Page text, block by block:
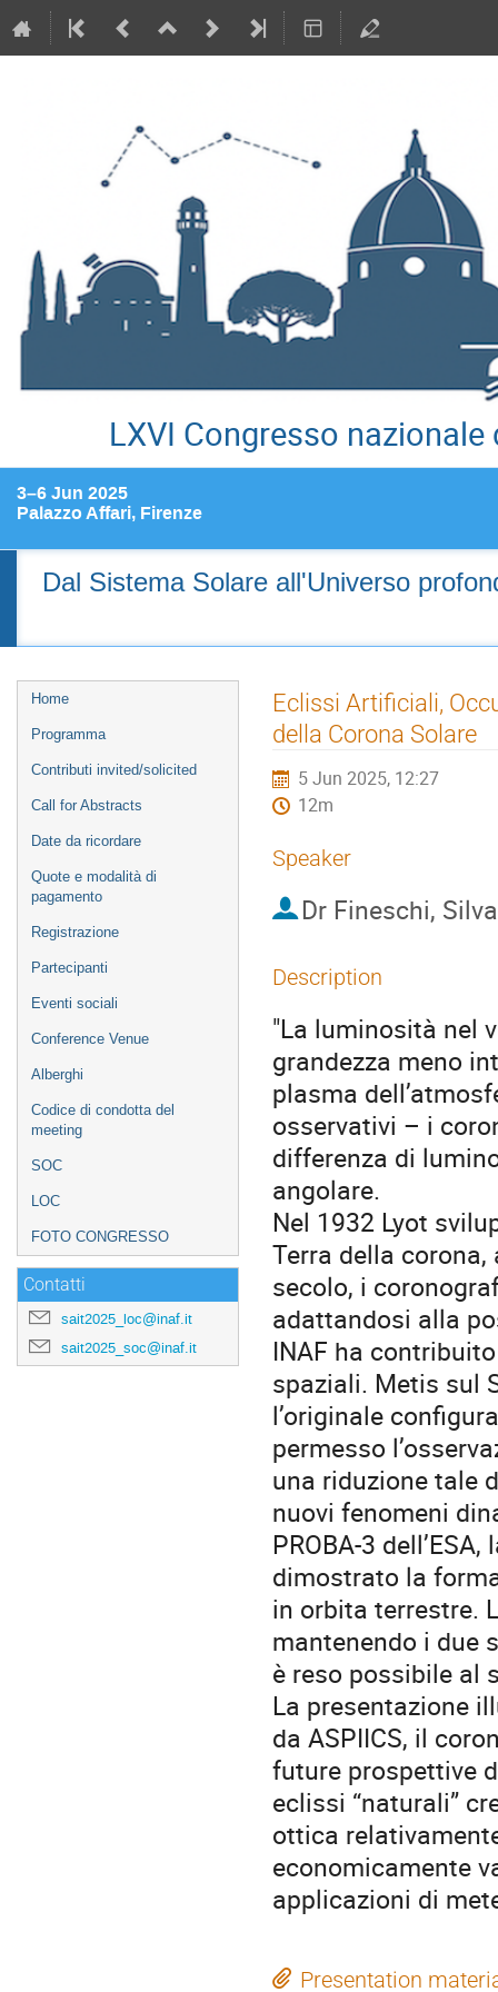
LXVI Congresso
3–6 Jun 2025
Palazzo Affari, Firenze
Dal Sistema Solare all'Universo
Event
menu
Home
Programma
Contributi invited/solicited
Call for Abstracts
Date da ricordare
Quote e modalità di
pagamento
Registrazione
Partecipanti
Eventi sociali
Conference Venue
Alberghi
Codice di condotta del
meeting
SOC
LOC
FOTO CONGRESSO
Contatti
sait2025_loc@inaf.it
sait2025_soc@inaf.it
Eclissi Artificiali,
della Corona Solare
5 Jun 2025, 12:27
12m
Speaker
Dr Fineschi,
Description
"La luminosità nel
grandezza meno
plasma
osservativi – i
differenza di
angolare.
Nel 1932 Lyot
Terra della
secolo, i
adattandosi alla
INAF ha
spaziali. Metis sul
l’originale
permesso
una riduzione tale
nuovi fenomeni
PROBA-3
dimostrato la
in orbita terrestre.
mantenendo i due
è reso possibile al
La presentazione
da ASPIICS, il
future prospettive
eclissi “naturali”
ottica
economicamente
applicazioni di
Presentation